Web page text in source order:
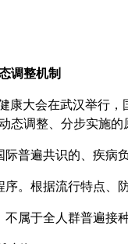
调整机制
康大会在武汉举行
态调整、分步实施
普遍共识的、疾病
。根据流行特点、
属于全人群普遍接